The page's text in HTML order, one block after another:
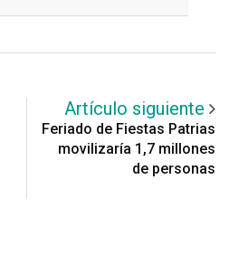
Artículo siguiente
Feriado de Fiestas Patrias
movilizaría 1,7 millones
de personas